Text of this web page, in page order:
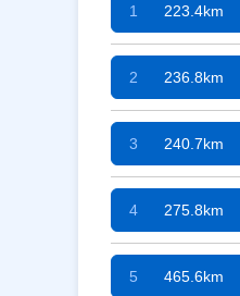
1 223.4km
2 236.8km
3 240.7km
4 275.8km
5 465.6km